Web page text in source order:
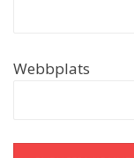
Webbplats